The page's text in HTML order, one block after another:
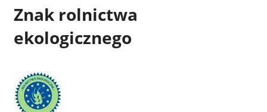
Znak rolnictwa
ekologicznego